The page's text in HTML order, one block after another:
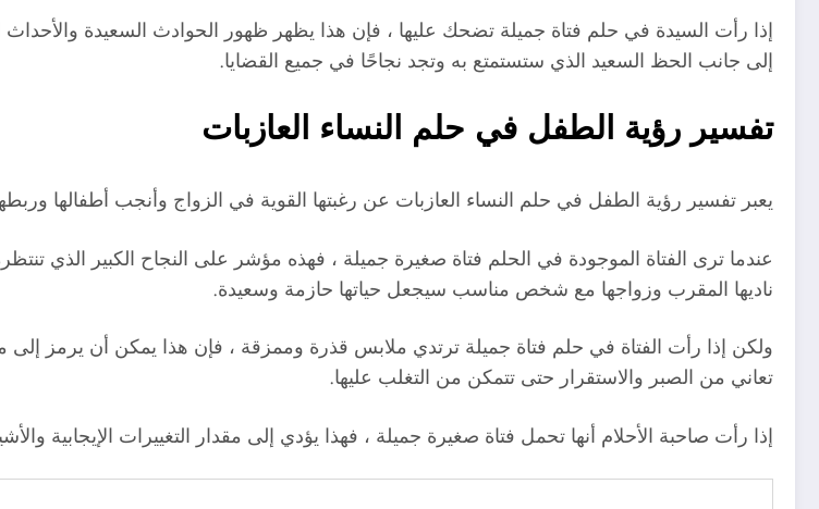
إذا رأت السيدة في حلم فتاة جميلة تضحك عليها ، فإن هذا يظهر ظهور الحوادث السعيدة والأحداث
إلى جانب الحظ السعيد الذي ستستمتع به وتجد نجاحًا في جميع القضايا.
تفسير رؤية الطفل في حلم النساء العازبات
يعبر تفسير رؤية الطفل في حلم النساء العازبات عن رغبتها القوية في الزواج وأنجب أطفالها
عندما ترى الفتاة الموجودة في الحلم فتاة صغيرة جميلة ، فهذه مؤشر على النجاح الكبير الذي
ناديها المقرب وزواجها مع شخص مناسب سيجعل حياتها حازمة وسعيدة.
ولكن إذا رأت الفتاة في حلم فتاة جميلة ترتدي ملابس قذرة وممزقة ، فإن هذا يمكن أن يرمز
تعاني من الصبر والاستقرار حتى تتمكن من التغلب عليها.
إذا رأت صاحبة الأحلام أنها تحمل فتاة صغيرة جميلة ، فهذا يؤدي إلى مقدار التغييرات الإيجابية